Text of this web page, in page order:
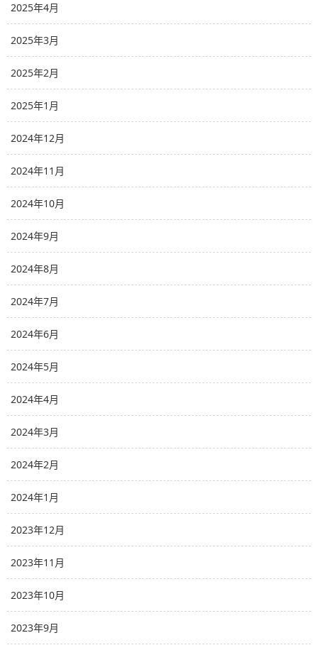
2025年4月
2025年3月
2025年2月
2025年1月
2024年12月
2024年11月
2024年10月
2024年9月
2024年8月
2024年7月
2024年6月
2024年5月
2024年4月
2024年3月
2024年2月
2024年1月
2023年12月
2023年11月
2023年10月
2023年9月